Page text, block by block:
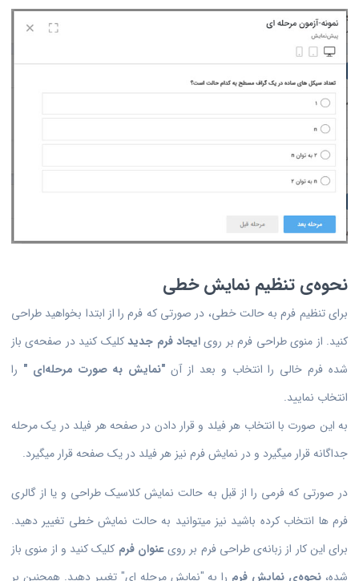
نحوه‌ی تنظیم نمایش خطی
برای تنظیم فرم به حالت خطی، در صورتی که فرم را از ابتدا بخواهید طراحی
کنید. از منوی طراحی فرم بر رویایجاد فرم جدیدکلیک کنید در صفحه‌ی باز
شده فرم خالی را انتخاب و بعد از آن"نمایش به صورت مرحله‌ای " را
انتخاب نمایید.
به این صورت با انتخاب هر فیلد و قرار دادن در صفحه هر فیلد در یک مرحله
جداگانه قرار میگیرد و در نمایش فرم نیز هر فیلد در یک صفحه قرار میگیرد.
در صورتی که فرمی را از قبل به حالت نمایش کلاسیک طراحی و یا از گالری
فرم ها انتخاب کرده باشید نیز میتوانید به حالت نمایش خطی تغییر دهید.
برای این کار از زبانه‌ی طراحی فرم بر رویعنوان فرم کلیک کنید و از منوی باز
شده، نحوه‌ی نمایش فرم را به "نمایش مرحله ای" تغییر دهید. همچنین بر